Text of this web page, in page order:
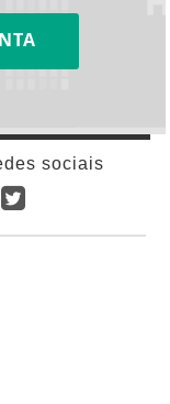
sociais